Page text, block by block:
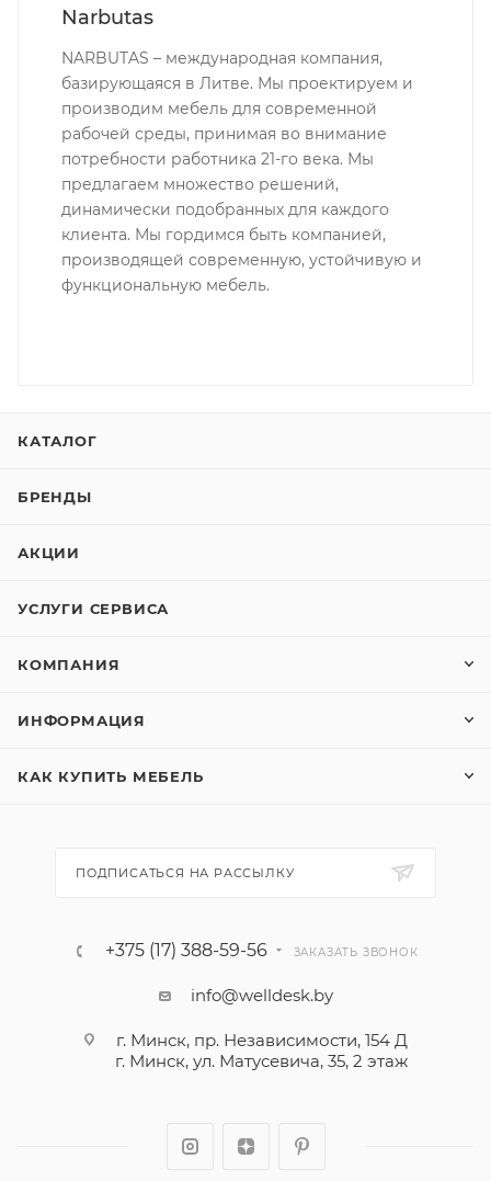
Narbutas
NARBUTAS – международная компания,
базирующаяся в Литве. Мы проектируем и
производим мебель для современной
рабочей среды, принимая во внимание
потребности работника 21-го века. Мы
предлагаем множество решений,
динамически подобранных для каждого
клиента. Мы гордимся быть компанией,
производящей современную, устойчивую и
функциональную мебель.
КАТАЛОГ
БРЕНДЫ
АКЦИИ
УСЛУГИ СЕРВИСА
КОМПАНИЯ
ИНФОРМАЦИЯ
КАК КУПИТЬ МЕБЕЛЬ
ПОДПИСАТЬСЯ НА РАССЫЛКУ
+375 (17) 388-59-56 ЗАКАЗАТЬ ЗВОНОК
info@welldesk.by
г. Минск, пр. Независимости, 154 Д
г. Минск, ул. Матусевича, 35, 2 этаж